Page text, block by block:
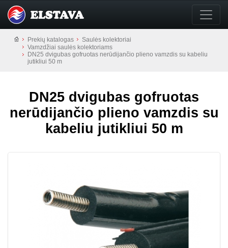
Prekių katalogas
Saulės kolektoriai
Vamzdžiai saulės kolektoriams
DN25 dvigubas gofruotas nerūdijančio plieno vamzdis su kabeliu
jutikliui 50 m
DN25 dvigubas gofruotas
nerūdijančio plieno vamzdis su
kabeliu jutikliui 50 m